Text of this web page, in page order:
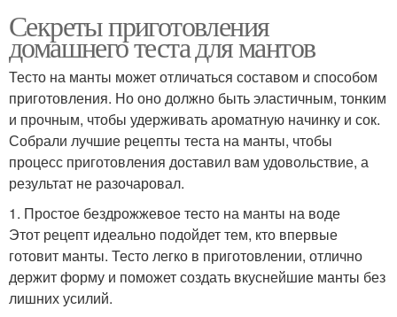
Секреты приготовления
домашнего теста для мантов
Тесто на манты может отличаться составом и способом
приготовления. Но оно должно быть эластичным, тонким
и прочным, чтобы удерживать ароматную начинку и сок.
Собрали лучшие рецепты теста на манты, чтобы
процесс приготовления доставил вам удовольствие, а
результат не разочаровал.
1. Простое бездрожжевое тесто на манты на воде
Этот рецепт идеально подойдет тем, кто впервые
готовит манты. Тесто легко в приготовлении, отлично
держит форму и поможет создать вкуснейшие манты без
лишних усилий.